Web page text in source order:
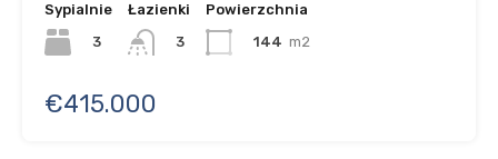
Sypialnie
3
Łazienki
3
Powierzchnia
144 m2
€415.000